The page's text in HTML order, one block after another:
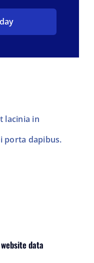
lacinia in
porta dapibus.
data